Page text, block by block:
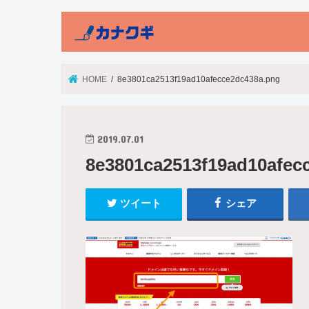
HOME 8e3801ca2513f19ad10afecce2dc438a.png
2019.07.01
ツイート シェア